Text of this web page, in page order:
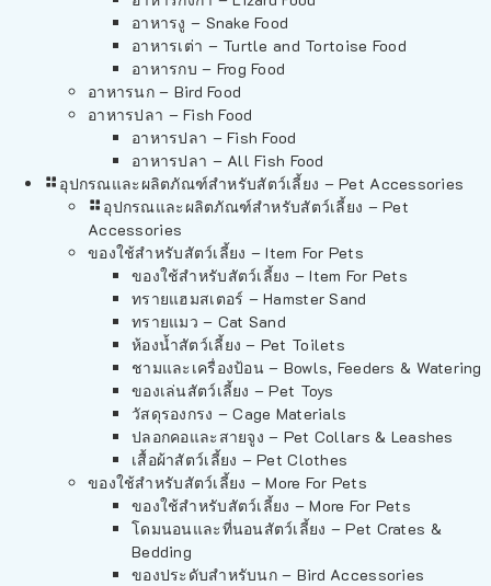
อาหารงู – Snake Food
อาหารเต่า – Turtle and Tortoise Food
อาหารกบ – Frog Food
อาหารนก – Bird Food
อาหารปลา – Fish Food
อาหารปลา – Fish Food
อาหารปลา – All Fish Food
อุปกรณและผลิตภัณฑ์สำหรับสัตว์เลี้ยง – Pet Accessories
อุปกรณและผลิตภัณฑ์สำหรับสัตว์เลี้ยง – Pet
Accessories
ของใช้สำหรับสัตว์เลี้ยง – Item For Pets
ของใช้สำหรับสัตว์เลี้ยง – Item For Pets
ทรายแฮมสเตอร์ – Hamster Sand
ทรายแมว – Cat Sand
ห้องน้ำสัตว์เลี้ยง – Pet Toilets
ชามและเครื่องป้อน – Bowls, Feeders & Watering
ของเล่นสัตว์เลี้ยง – Pet Toys
วัสดุรองกรง – Cage Materials
ปลอกคอและสายจูง – Pet Collars & Leashes
เสื้อผ้าสัตว์เลี้ยง – Pet Clothes
ของใช้สำหรับสัตว์เลี้ยง – More For Pets
ของใช้สำหรับสัตว์เลี้ยง – More For Pets
โดมนอนและที่นอนสัตว์เลี้ยง – Pet Crates &
Bedding
ของประดับสำหรับนก – Bird Accessories